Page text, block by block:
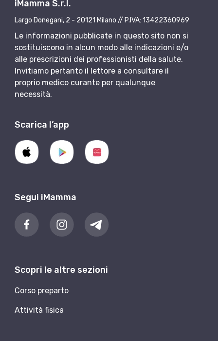
iMamma S.r.l.
Largo Donegani, 2 - 20121 Milano // P.IVA: 13422360969
Le informazioni pubblicate in questo sito non si
sostituiscono in alcun modo alle indicazioni e/o
alle prescrizioni dei professionisti della salute.
Invitiamo pertanto il lettore a consultare il
proprio medico curante per qualunque
necessità.
Scarica l’app
Segui iMamma
Scopri le altre sezioni
Corso preparto
Attività fisica